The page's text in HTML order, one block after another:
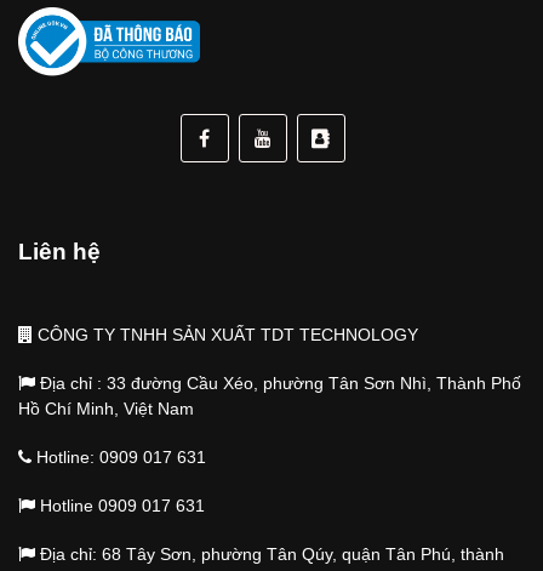
Liên hệ
CÔNG TY TNHH SẢN XUẤT TDT TECHNOLOGY
Địa chỉ : 33 đường Cầu Xéo, phường Tân Sơn Nhì, Thành Phố
Hồ Chí Minh, Việt Nam
Hotline: 0909 017 631
Hotline 0909 017 631
Địa chỉ: 68 Tây Sơn, phường Tân Qúy, quận Tân Phú, thành